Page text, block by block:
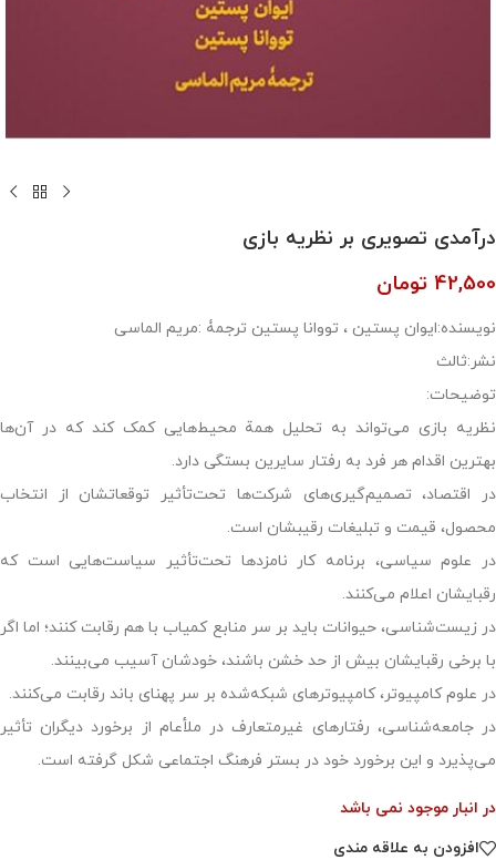
درآمدی تصویری بر نظریه بازی
42,500 تومان
نویسنده:ایوان پستین ، تووانا پستین ترجمۀ :مریم الماسی
نشر:ثالث
توضیحات:
نظریه بازی‌ می‌تواند به تحلیل همة محیط‌هایی کمک کند که در آن‌ها
بهترین اقدام هر فرد به رفتار سایرین بستگی دارد.
در اقتصاد، تصمیم‌گیری‌های شرکت‌ها تحت‌تأثیر توقعاتشان از انتخاب
محصول، قیمت و تبلیغات رقیبشان است.
در علوم سیاسی، برنامه کار نامزدها تحت‌تأثیر سیاست‌هایی است که
رقبایشان اعلام می‌کنند.
در زیست‌شناسی، حیوانات باید بر سر منابع کمیاب با هم رقابت کنند؛ اما اگر
با برخی رقبایشان بیش از حد خشن باشند، خودشان آسیب می‌بینند.
در علوم کامپیوتر، کامپیوترهای شبکه‌شده بر سر پهنای باند رقابت می‌کنند.
در جامعه‌شناسی، رفتارهای غیرمتعارف در ملأعام از برخورد دیگران تأثیر
می‌پذیرد و این برخورد خود در بستر فرهنگ اجتماعی شکل گرفته است.
در انبار موجود نمی باشد
افزودن به علاقه مندی